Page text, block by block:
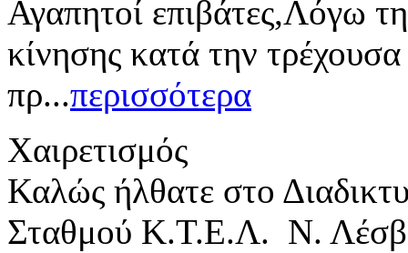
Αγαπητοί επιβάτες,Λόγω
κίνησης κατά την
πρ...περισσότερα
Χαιρετισμός
Καλώς ήλθατε στο
Σταθμού Κ.Τ.Ε.Λ. Ν.